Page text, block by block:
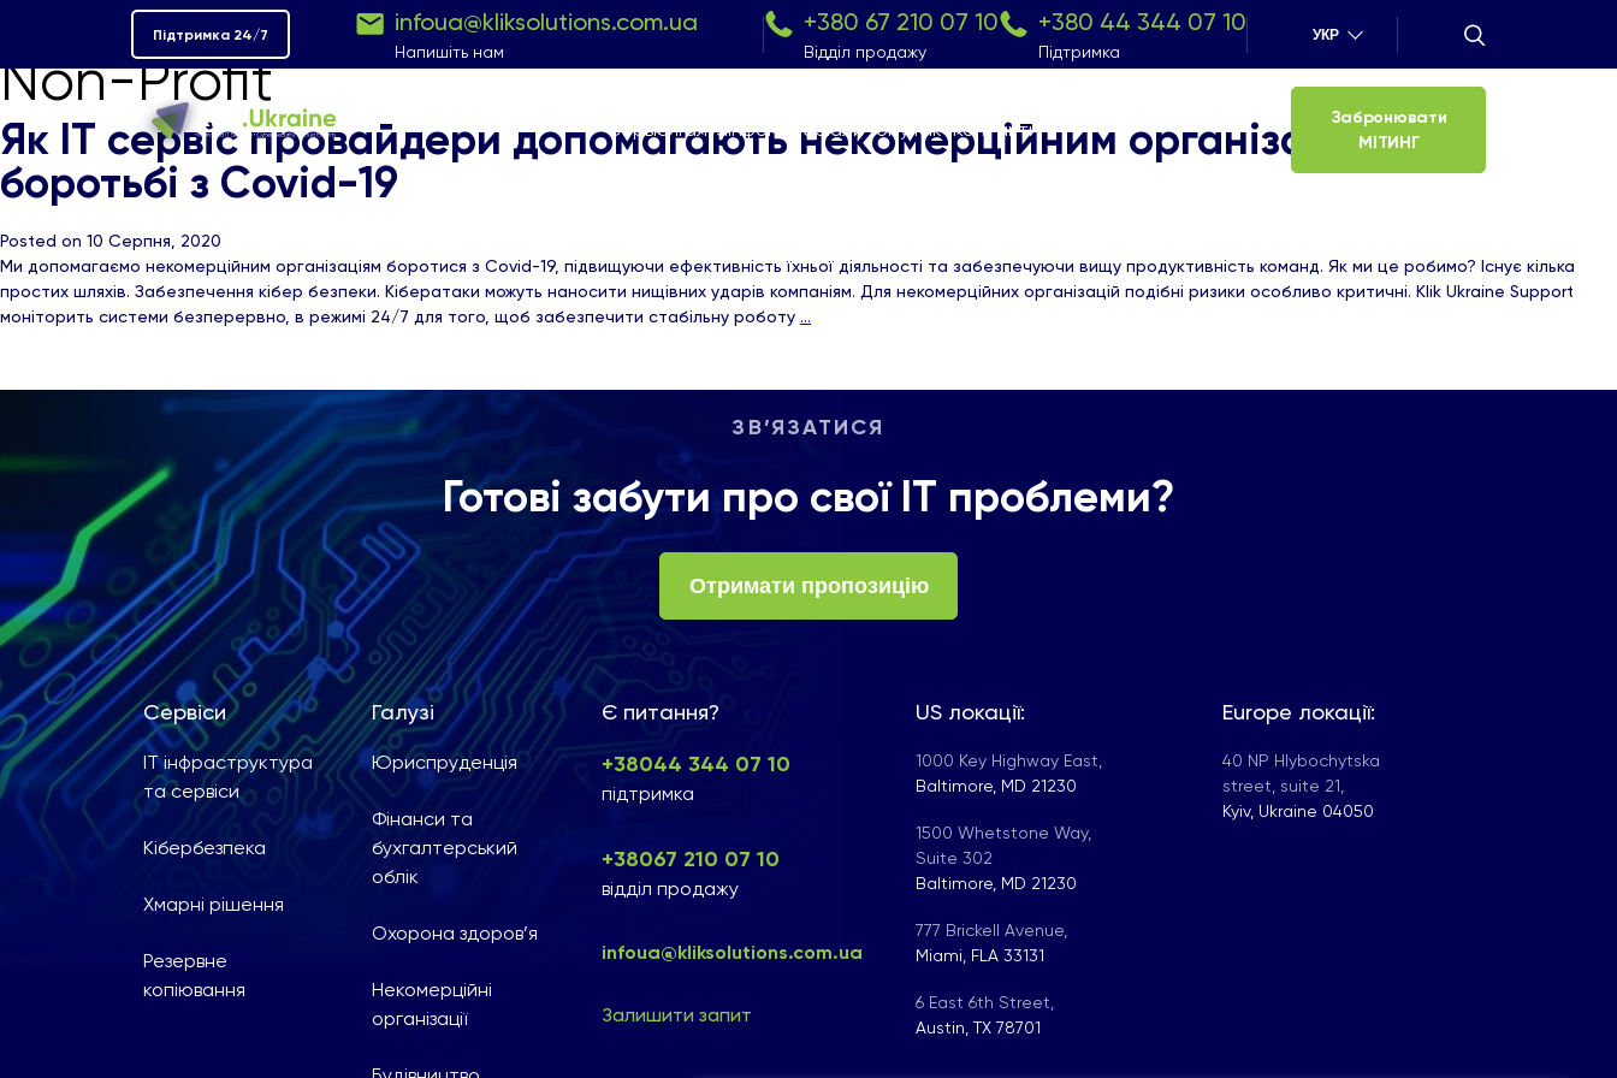
Підтримка 24/7 infoua@kliksolutions.com.ua
Напишіть нам
+380 67 210 07 10
Відділ продажу
+380 44 344 07 10
Підтримка
УКР
СервісиГалузіІнфоматеріалиЧому Klik?Контакти
Забронювати
МІТИНГ
Non-Profit
Як ІТ сервіс провайдери допомагають некомерційним організаціям у
боротьбі з Covid-19
Posted on 10 Серпня, 2020
Ми допомагаємо некомерційним організаціям боротися з Covid-19, підвищуючи ефективність їхньої діяльності та забезпечуючи вищу продуктивність команд. Як ми це робимо? Існує кілька
простих шляхів. Забезпечення кібер безпеки. Кібератаки можуть наносити нищівних ударів компаніям. Для некомерційних організацій подібні ризики особливо критичні. Klik Ukraine Support
моніторить системи безперервно, в режимі 24/7 для того, щоб забезпечити стабільну роботу …
ЗВ’ЯЗАТИСЯ
Готові забути про свої ІТ проблеми?
Отримати пропозицію
Сервіси
ІТ інфраструктура
та сервіси
Кібербезпека
Хмарні рішення
Резервне
копіювання
Галузі
Юриспруденція
Фінанси та
бухгалтерський
облік
Охорона здоров’я
Некомерційні
організації
Є питання?
+38044 344 07 10
підтримка
+38067 210 07 10
відділ продажу
infoua@kliksolutions.com.ua
Залишити запит
US локації:
1000 Key Highway East,
Baltimore, MD 21230
1500 Whetstone Way,
Suite 302
Baltimore, MD 21230
777 Brickell Avenue,
Miami, FLA 33131
6 East 6th Street,
Austin, TX 78701
Europe локації:
40 NP Hlybochytska
street, suite 21,
Kyiv, Ukraine 04050